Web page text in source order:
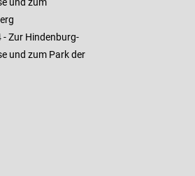
und zum
- Zur Hindenburg-
und zum Park der